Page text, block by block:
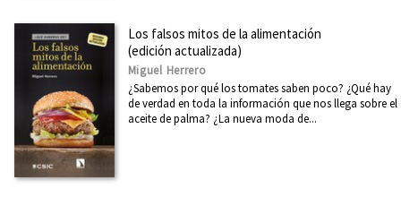
Los falsos mitos de la alimentación
(edición actualizada)
Miguel Herrero
¿Sabemos por qué los tomates saben poco? ¿Qué hay
de verdad en toda la información que nos llega sobre el
aceite de palma? ¿La nueva moda de...